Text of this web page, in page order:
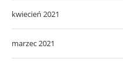
kwiecień 2021
marzec 2021